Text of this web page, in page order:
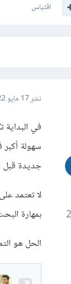
اقتباس
نشر17 مايو 2022
في
سهولة أكبر
جديدة قبل
لا تعتمد
بمهارة
الحل هو